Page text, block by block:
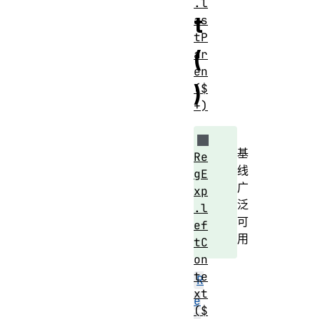
t
(
)
基
线
广
泛
可
用
R
e
as
tP
ar
en
($
+)
Re
gE
xp
.l
ef
tC
on
te
xt
($